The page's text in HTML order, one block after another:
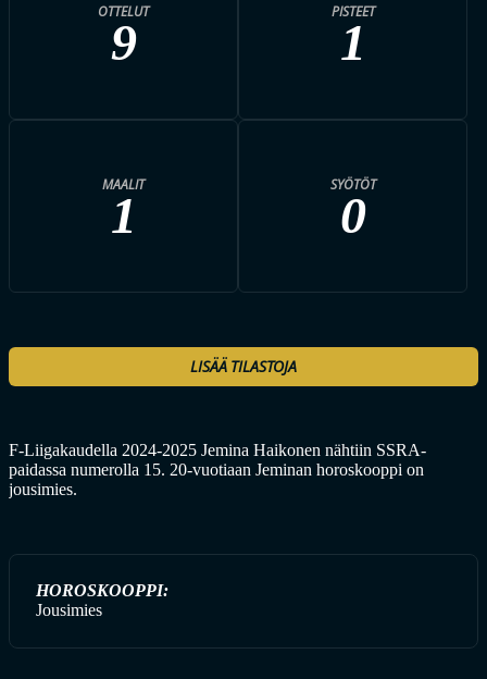
OTTELUT
9
PISTEET
1
MAALIT
1
SYÖTÖT
0
LISÄÄ TILASTOJA
F-Liigakaudella 2024-2025 Jemina Haikonen nähtiin SSRA-
paidassa numerolla 15. 20-vuotiaan Jeminan horoskooppi on
jousimies.
HOROSKOOPPI:
Jousimies